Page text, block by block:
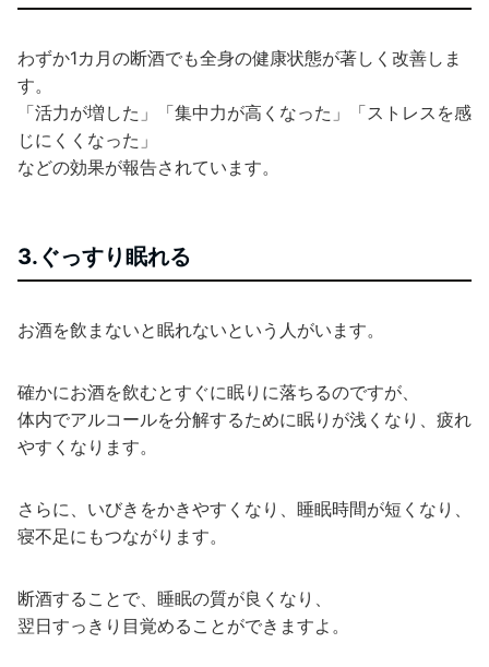
わずか1カ月の断酒でも全身の健康状態が著しく改善しま
す。
「活力が増した」「集中力が高くなった」「ストレスを感
じにくくなった」
などの効果が報告されています。
3.ぐっすり眠れる
お酒を飲まないと眠れないという人がいます。
確かにお酒を飲むとすぐに眠りに落ちるのですが、
体内でアルコールを分解するために眠りが浅くなり、疲れ
やすくなります。
さらに、いびきをかきやすくなり、睡眠時間が短くなり、
寝不足にもつながります。
断酒することで、睡眠の質が良くなり、
翌日すっきり目覚めることができますよ。